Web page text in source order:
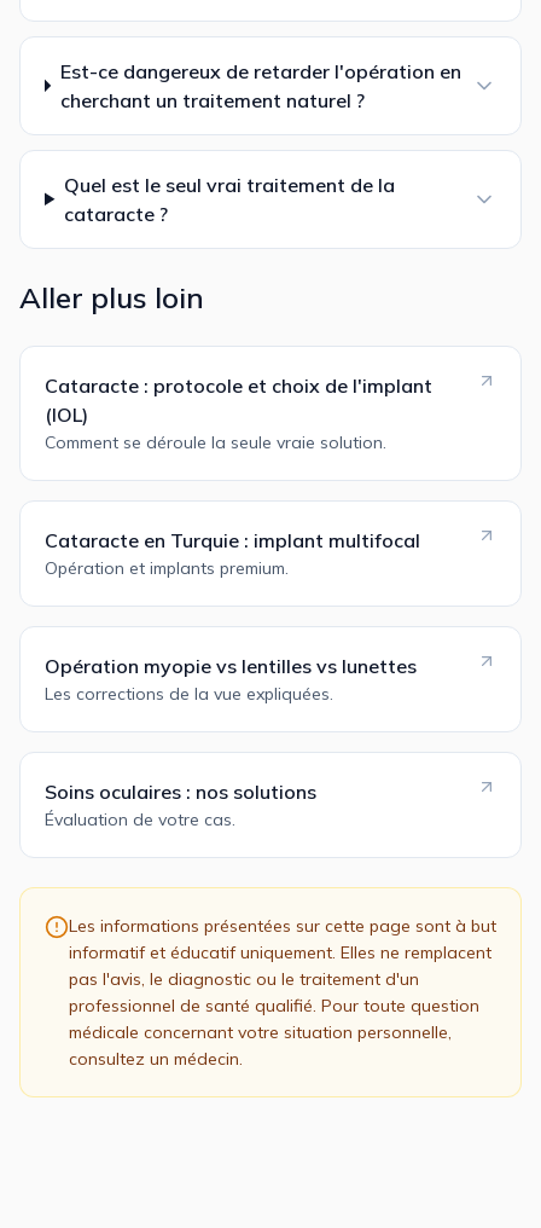
Est-ce dangereux de retarder l'opération en
cherchant un traitement naturel ?
Quel est le seul vrai traitement de la
cataracte ?
Aller plus loin
Cataracte : protocole et choix de l'implant
(IOL)
Comment se déroule la seule vraie solution.
Cataracte en Turquie : implant multifocal
Opération et implants premium.
Opération myopie vs lentilles vs lunettes
Les corrections de la vue expliquées.
Soins oculaires : nos solutions
Évaluation de votre cas.
Les informations présentées sur cette page sont à but
informatif et éducatif uniquement. Elles ne remplacent
pas l'avis, le diagnostic ou le traitement d'un
professionnel de santé qualifié. Pour toute question
médicale concernant votre situation personnelle,
consultez un médecin.